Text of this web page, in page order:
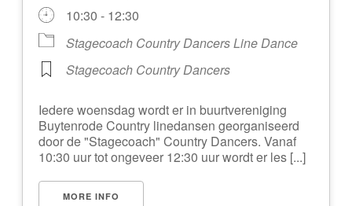
10:30 - 12:30
Stagecoach Country Dancers Line Dance
Stagecoach Country Dancers
Iedere woensdag wordt er in buurtvereniging
Buytenrode Country linedansen georganiseerd
door de "Stagecoach" Country Dancers. Vanaf
10:30 uur tot ongeveer 12:30 uur wordt er les [...]
MORE INFO